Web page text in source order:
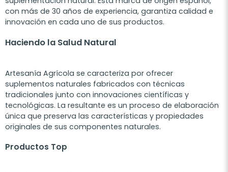
con más de 30 años de experiencia, garantiza calidad e
innovación en cada uno de sus productos.
Haciendo la Salud Natural
Artesanía Agrícola se caracteriza por ofrecer
suplementos naturales fabricados con técnicas
tradicionales junto con innovaciones científicas y
tecnológicas. La resultante es un proceso de elaboración
única que preserva las características y propiedades
originales de sus componentes naturales.
Productos Top